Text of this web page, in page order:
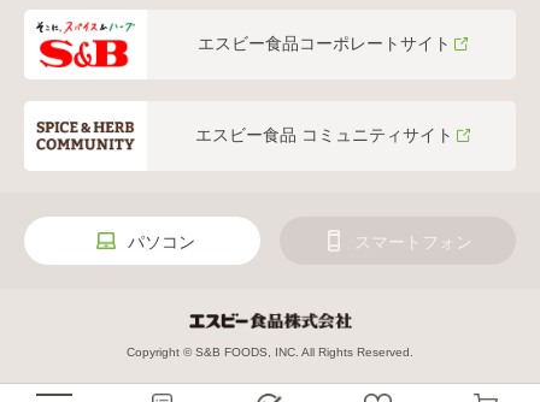
エスビー食品コーポレートサイト
エスビー食品 コミュニティサイト
パソコン スマートフォン
Copyright © S&B FOODS, INC. All Rights Reserved.